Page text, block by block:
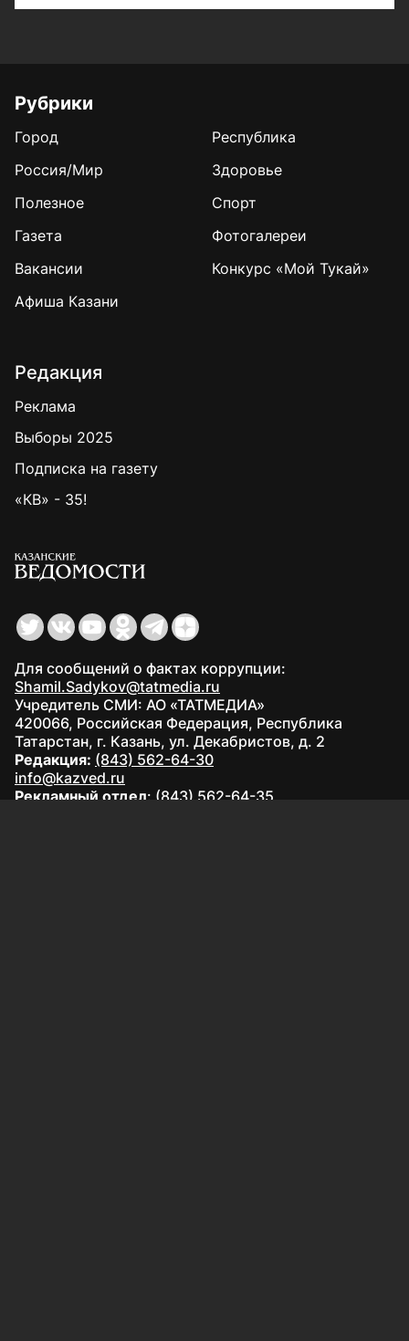
Рубрики
Город
Республика
Россия/Мир
Здоровье
Полезное
Спорт
Газета
Фотогалереи
Вакансии
Конкурс «Мой Тукай»
Афиша Казани
Редакция
Реклама
Выборы 2025
Подписка на газету
«КВ» - 35!
Для сообщений о фактах коррупции:
Shamil.Sadykov@tatmedia.ru
Учредитель СМИ: АО «ТАТМЕДИА»
420066, Российская Федерация, Республика
Татарстан, г. Казань, ул. Декабристов, д. 2
Редакция: (843) 562-64-30
info@kazved.ru
Рекламный отдел: (843) 562-64-35